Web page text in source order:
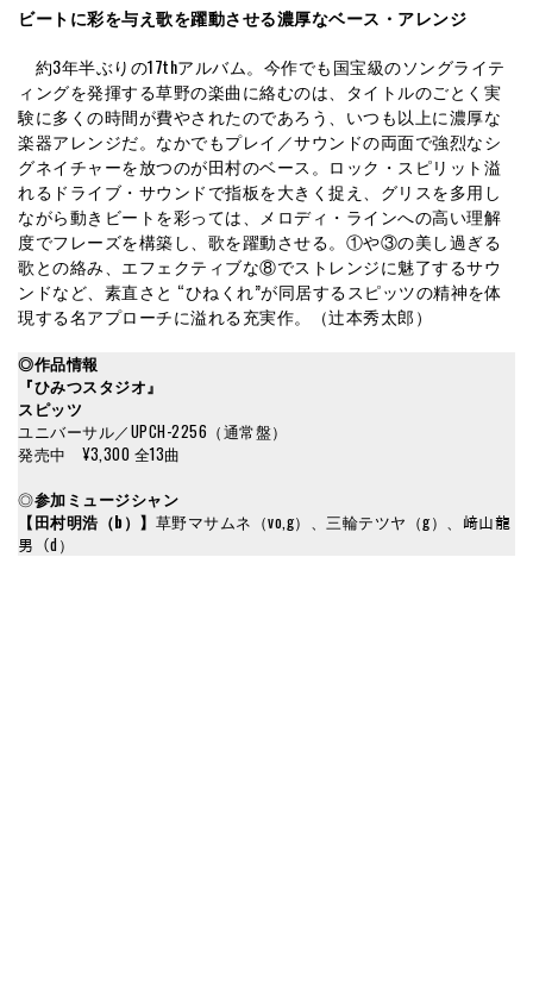
ビートに彩を与え歌を躍動させる濃厚なベース・アレンジ
約3年半ぶりの17thアルバム。今作でも国宝級のソングライテ
ィングを発揮する草野の楽曲に絡むのは、タイトルのごとく実
験に多くの時間が費やされたのであろう、いつも以上に濃厚な
楽器アレンジだ。なかでもプレイ／サウンドの両面で強烈なシ
グネイチャーを放つのが田村のベース。ロック・スピリット溢
れるドライブ・サウンドで指板を大きく捉え、グリスを多用し
ながら動きビートを彩っては、メロディ・ラインへの高い理解
度でフレーズを構築し、歌を躍動させる。①や③の美し過ぎる
歌との絡み、エフェクティブな⑧でストレンジに魅了するサウ
ンドなど、素直さと “ひねくれ”が同居するスピッツの精神を体
現する名アプローチに溢れる充実作。（辻本秀太郎）
◎作品情報
『ひみつスタジオ』
スピッツ
ユニバーサル／UPCH-2256（通常盤）
発売中 ¥3,300 全13曲
◎参加ミュージシャン
【田村明浩（b）】 草野マサムネ（vo,g）、三輪テツヤ（g）、﨑山龍
男（d）